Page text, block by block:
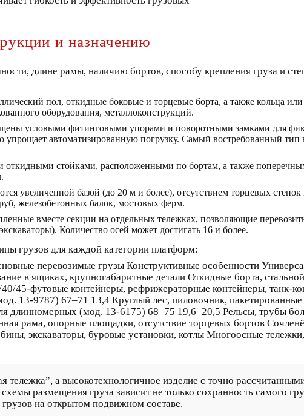
и назначению
длине рамы, наличию бортов, способу крепления груза и
пол, откидные боковые и торцевые борта, а также кольца
оборудования, металлоконструкций.
угловыми фитинговыми упорами и поворотными замками для
упрощает автоматизированную погрузку. Самый востребованный
стойками, расположенными по бортам, а также
увеличенной базой (до 20 м и более), отсутствием торцевых
железобетонных балок, мостовых ферм.
вместе секции на отдельных тележках, позволяющие
Количество осей может достигать 16 и более.
грузов для каждой категории платформ:
перевозимые грузы Конструктивные особенности
в ящиках, крупногабаритные детали Откидные борта,
45-футовые контейнеры, рефрижераторные контейнеры, танк-
13-9787) 67–71 13,4 Круглый лес, пиловочник,
длинномерных (мод. 13-6175) 68–75 19,6–20,5 Рельсы, трубы
рама, опорные площадки, отсутствие торцевых бортов
экскаваторы, буровые установки, котлы Многоосные
а высокотехнологичное изделие с точно
размещения груза зависит не только сохранность самого
на открытом подвижном составе.